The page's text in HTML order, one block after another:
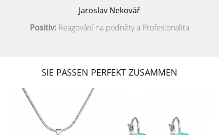
Jaroslav Nekovář
Positiv: Reagování na podněty a Profesionalita
SIE PASSEN PERFEKT ZUSAMMEN